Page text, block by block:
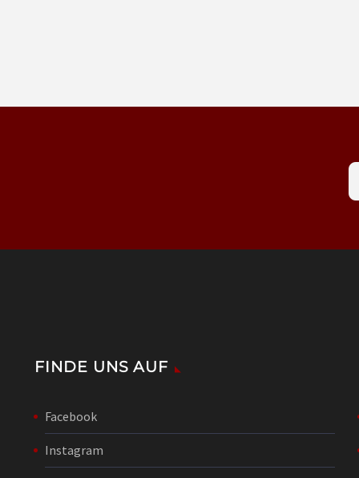
FINDE UNS AUF
Facebook
Instagram